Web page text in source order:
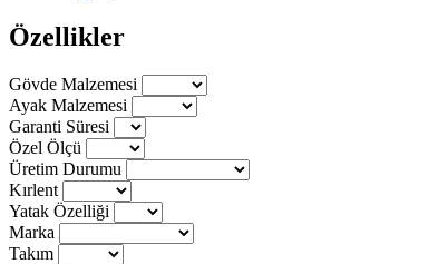
Özellikler
Gövde Malzemesi
Ayak Malzemesi
Garanti Süresi
Özel Ölçü
Üretim Durumu
Kırlent
Yatak Özelliği
Marka
Takım